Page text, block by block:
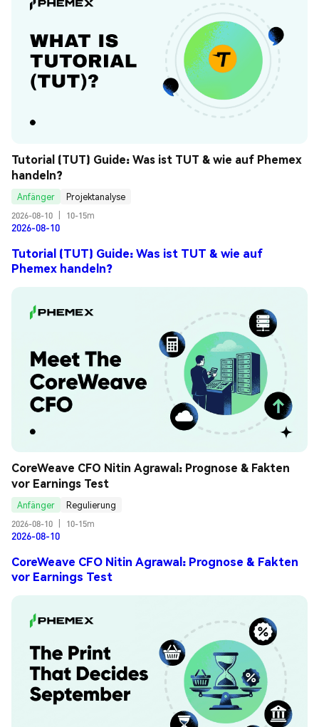
Tutorial (TUT) Guide: Was ist TUT & wie auf Phemex
handeln?
Anfänger
Projektanalyse
2026-08-10
10-15m
2026-08-10
Tutorial (TUT) Guide: Was ist TUT & wie auf
Phemex handeln?
CoreWeave CFO Nitin Agrawal: Prognose & Fakten
vor Earnings Test
Anfänger
Regulierung
2026-08-10
10-15m
2026-08-10
CoreWeave CFO Nitin Agrawal: Prognose & Fakten
vor Earnings Test